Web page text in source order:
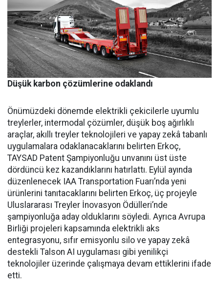
Düşük karbon çözümlerine odaklandı
Önümüzdeki dönemde elektrikli çekicilerle uyumlu
treylerler, intermodal çözümler, düşük boş ağırlıklı
araçlar, akıllı treyler teknolojileri ve yapay zekâ tabanlı
uygulamalara odaklanacaklarını belirten Erkoç,
TAYSAD Patent Şampiyonluğu unvanını üst üste
dördüncü kez kazandıklarını hatırlattı. Eylül ayında
düzenlenecek IAA Transportation Fuarı’nda yeni
ürünlerini tanıtacaklarını belirten Erkoç, üç projeyle
Uluslararası Treyler İnovasyon Ödülleri’nde
şampiyonluğa aday olduklarını söyledi. Ayrıca Avrupa
Birliği projeleri kapsamında elektrikli aks
entegrasyonu, sıfır emisyonlu silo ve yapay zekâ
destekli Talson AI uygulaması gibi yenilikçi
teknolojiler üzerinde çalışmaya devam ettiklerini ifade
etti.